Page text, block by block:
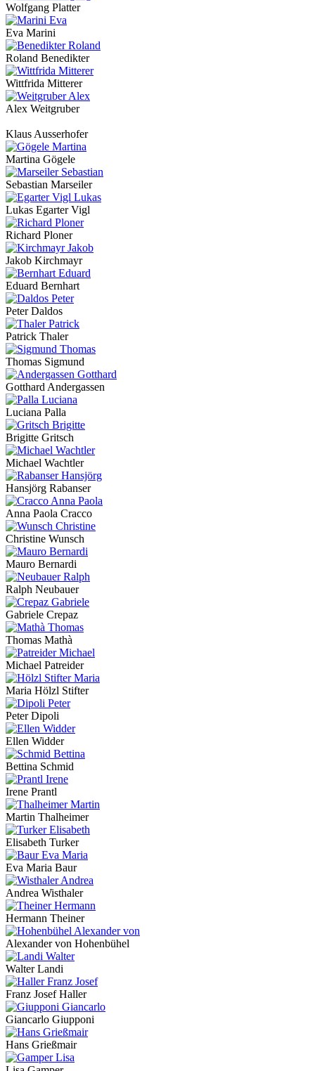
Wolfgang Platter
Eva Marini
Roland Benedikter
Wittfrida Mitterer
Alex Weitgruber
Klaus Ausserhofer
Martina Gögele
Sebastian Marseiler
Lukas Egarter Vigl
Richard Ploner
Jakob Kirchmayr
Eduard Bernhart
Peter Daldos
Patrick Thaler
Thomas Sigmund
Gotthard Andergassen
Luciana Palla
Brigitte Gritsch
Michael Wachtler
Hansjörg Rabanser
Anna Paola Cracco
Christine Wunsch
Mauro Bernardi
Ralph Neubauer
Gabriele Crepaz
Thomas Mathà
Michael Patreider
Maria Hölzl Stifter
Peter Dipoli
Ellen Widder
Bettina Schmid
Irene Prantl
Martin Thalheimer
Elisabeth Turker
Eva Maria Baur
Andrea Wisthaler
Hermann Theiner
Alexander von Hohenbühel
Walter Landi
Franz Josef Haller
Giancarlo Giupponi
Hans Grießmair